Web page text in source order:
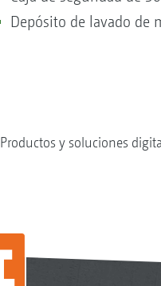
Depósito de lavado de
Productos y soluciones